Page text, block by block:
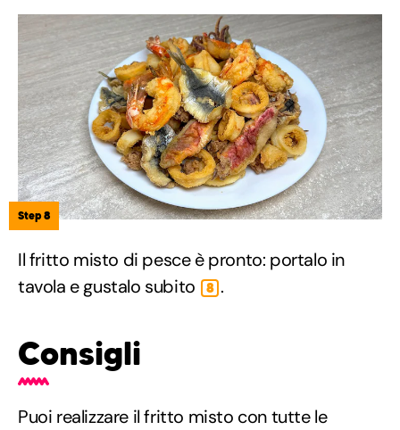
Step 8
Il fritto misto di pesce è pronto: portalo in
tavola e gustalo subito
8 .
Consigli
Puoi realizzare il fritto misto con tutte le